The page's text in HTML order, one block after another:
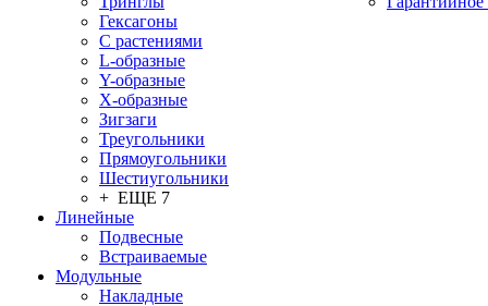
Гексагоны
С растениями
L-образные
Y-образные
X-образные
Зигзаги
Треугольники
Прямоугольники
Шестиугольники
+ ЕЩЕ 7
Линейные
Подвесные
Встраиваемые
Модульные
Накладные